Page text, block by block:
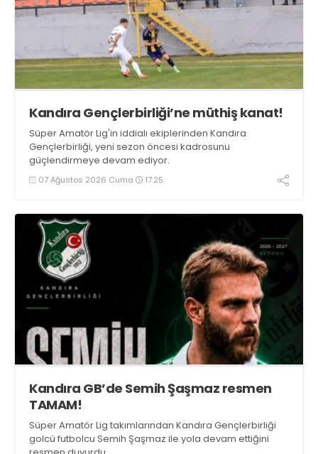
Kandıra Gençlerbirliği’ne müthiş kanat!
Süper Amatör Lig'in iddialı ekiplerinden Kandıra
Gençlerbirliği, yeni sezon öncesi kadrosunu
güçlendirmeye devam ediyor.
07 Ağustos 2026 Cuma 17:25
Kandıra GB’de Semih Şaşmaz resmen
TAMAM!
Süper Amatör Lig takımlarından Kandıra Gençlerbirliği
golcü futbolcu Semih Şaşmaz ile yola devam ettiğini